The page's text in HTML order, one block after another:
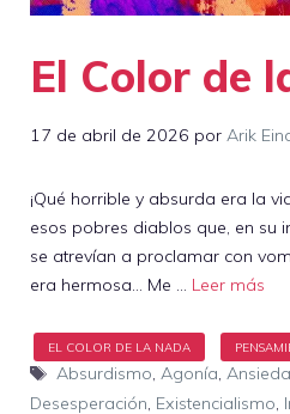
El Color de
17 de abril de 2026 por Arik
¡Qué horrible y absurda era la
esos pobres diablos que, en su
se atrevían a proclamar con
era hermosa… Me … Leer más
Etiquetas
Absurdismo, Agonía,
Desesperación, Existencialismo,